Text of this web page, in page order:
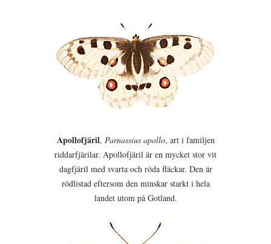
Apollofjäril, Parnassius apollo, art i familjen
riddarfjärilar. Apollofjäril är en mycket stor vit
dagfjäril med svarta och röda fläckar. Den är
rödlistad eftersom den minskar starkt i hela
landet utom på Gotland.